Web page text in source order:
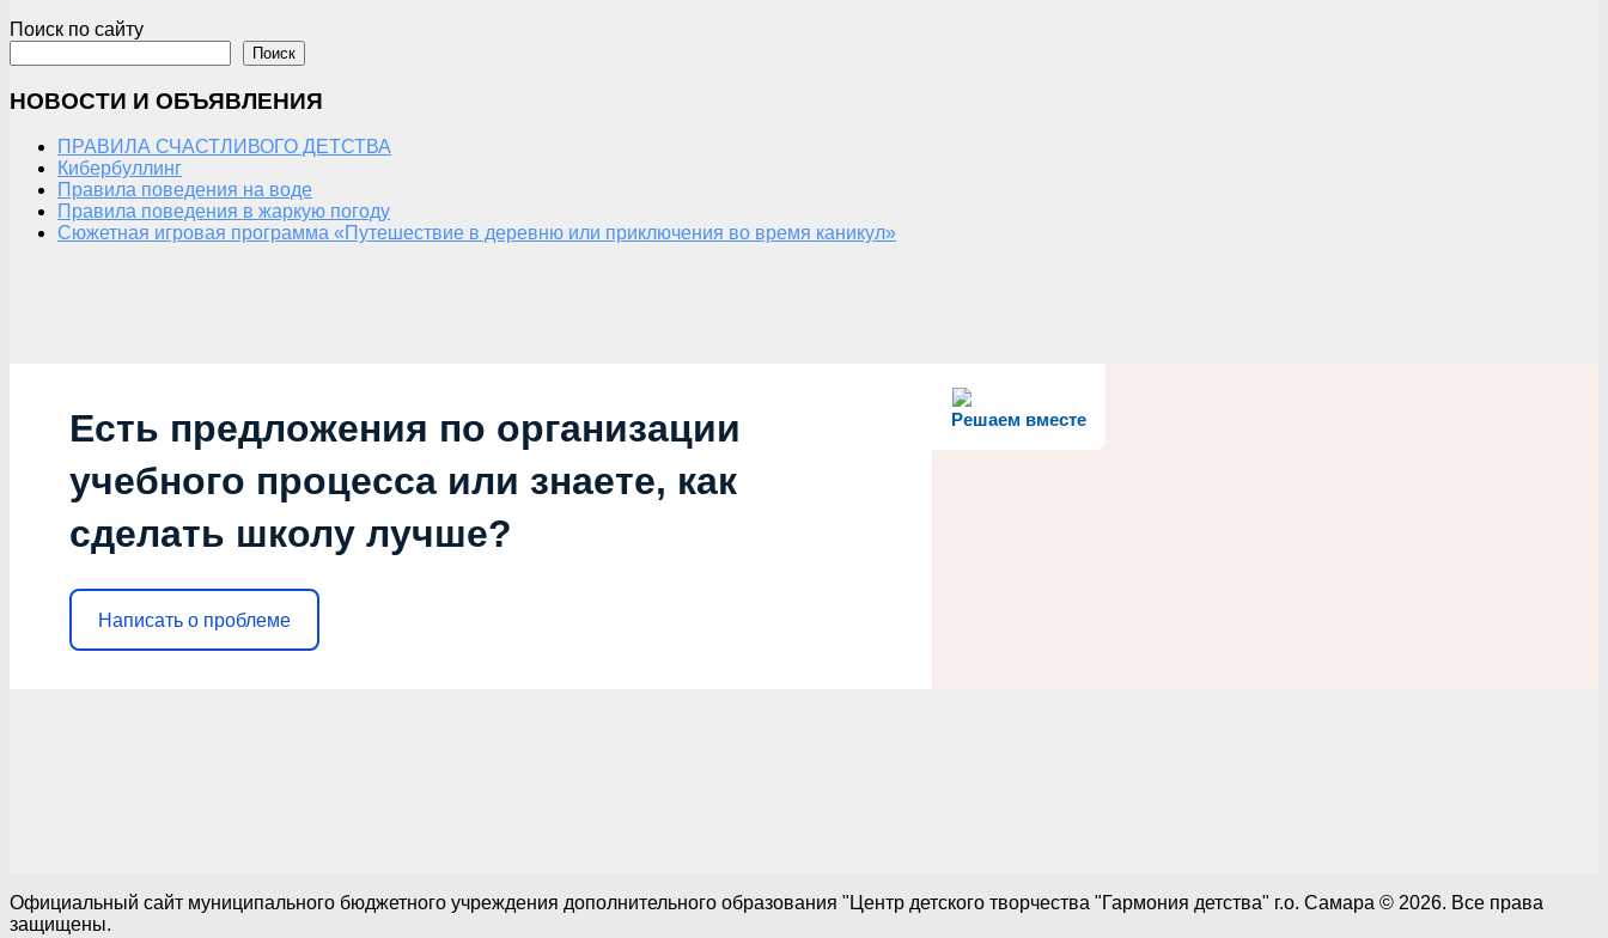
Поиск по сайту
Поиск
НОВОСТИ И ОБЪЯВЛЕНИЯ
ПРАВИЛА СЧАСТЛИВОГО ДЕТСТВА
Кибербуллинг
Правила поведения на воде
Правила поведения в жаркую погоду
Сюжетная игровая программа «Путешествие в деревню или приключения во время каникул»
Решаем вместе
Есть предложения по организации
учебного процесса или знаете, как
сделать школу лучше?
Написать о проблеме
Официальный сайт муниципального бюджетного учреждения дополнительного образования "Центр детского творчества "Гармония детства" г.о. Самара © 2026. Все права
защищены.